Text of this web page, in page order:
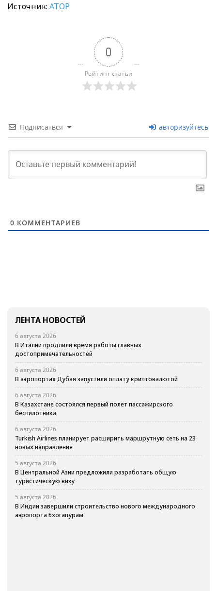
Источник: АТОР
0
Рейтинг статьи
Подписаться авторизуйтесь
0 КОММЕНТАРИЕВ
ЛЕНТА НОВОСТЕЙ
6 августа 2026
В Италии продлили время работы главных
достопримечательностей
6 августа 2026
В аэропортах Дубая запустили оплату криптовалютой
6 августа 2026
В Казахстане состоялся первый полет пассажирского
беспилотника
6 августа 2026
Turkish Airlines планирует расширить маршрутную сеть на 23
новых направления
5 августа 2026
В Центральной Азии предложили разработать общую
туристическую визу
5 августа 2026
В Индии завершили строительство нового международного
аэропорта Бхогапурам